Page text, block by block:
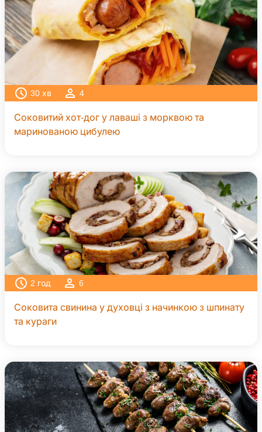
30 хв 4
Соковитий хот-дог у лаваші з морквою та
маринованою цибулею
2 год 6
Соковита свинина у духовці з начинкою з шпинату
та кураги